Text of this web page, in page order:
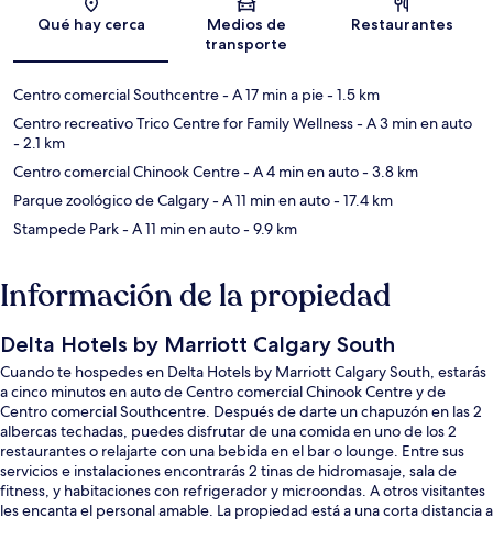
Sección del mapa
Qué hay cerca
Medios de
transporte
Restaurantes
Centro comercial Southcentre- A 17 min a pie- 1.5 km
Centro recreativo Trico Centre for Family Wellness- A 3 min en auto
- 2.1 km
Centro comercial Chinook Centre- A 4 min en auto- 3.8 km
Parque zoológico de Calgary- A 11 min en auto- 17.4 km
Stampede Park- A 11 min en auto- 9.9 km
Información de la propiedad
Delta Hotels by Marriott Calgary South
Cuando te hospedes en Delta Hotels by Marriott Calgary South, estarás
a cinco minutos en auto de Centro comercial Chinook Centre y de
Centro comercial Southcentre. Después de darte un chapuzón en las 2
albercas techadas, puedes disfrutar de una comida en uno de los 2
restaurantes o relajarte con una bebida en el bar o lounge. Entre sus
servicios e instalaciones encontrarás 2 tinas de hidromasaje, sala de
fitness, y habitaciones con refrigerador y microondas. A otros visitantes
les encanta el personal amable. La propiedad está a una corta distancia a